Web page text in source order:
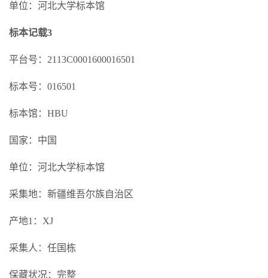
单位：河北大学标本馆
标本记载3
平台号：2113C0001600016501
标本号：016501
标本馆：HBU
国家：中国
单位：河北大学标本馆
采集地：新疆维吾尔族自治区
产地1：XJ
采集人：任国栋
保藏状况：完整